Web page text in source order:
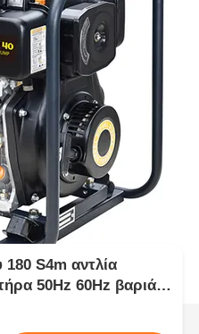
S4m αντλία
50Hz 60Hz βαριά
και λυμάτων